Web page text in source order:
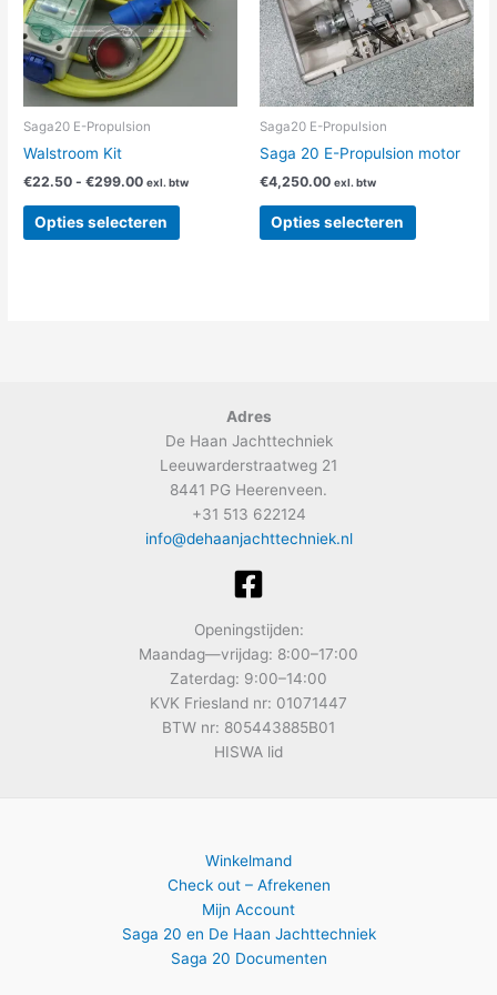
Saga20 E-Propulsion
Walstroom Kit
€22.50 - €299.00 exl. btw
Opties selecteren
Deze
optie
Saga20 E-Propulsion
Saga 20 E-Propulsion motor
€4,250.00 exl. btw
Opties selecteren
Deze
optie
kan
gekozen
op
Adres
De Haan Jachttechniek
Leeuwarderstraatweg 21
8441 PG Heerenveen.
+31 513 622124
info@dehaanjachttechniek.nl
Openingstijden:
Maandag—vrijdag: 8:00–17:00
Zaterdag: 9:00–14:00
KVK Friesland nr: 01071447
BTW nr: 805443885B01
HISWA lid
Winkelmand
Check out – Afrekenen
Mijn Account
Saga 20 en De Haan Jachttechniek
Saga 20 Documenten